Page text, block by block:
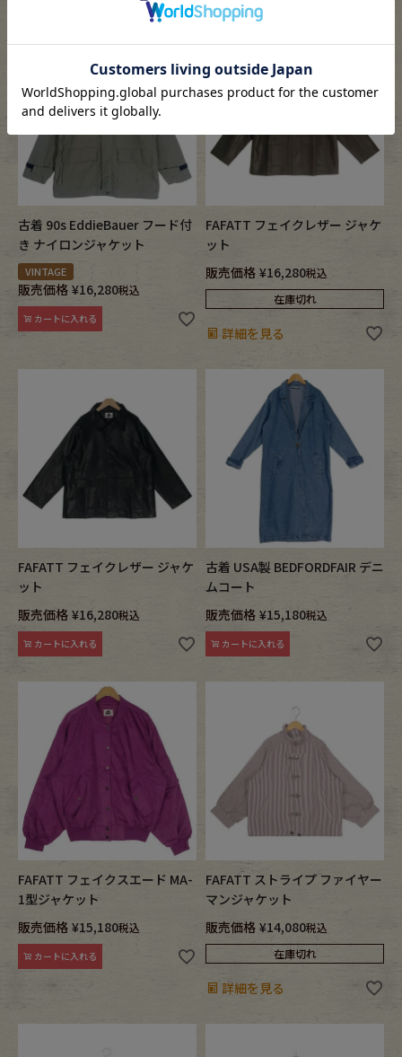
古着 90s EddieBauer フード付
き ナイロンジャケット
VINTAGE
販売価格 ¥16,280税込
カートに入れる
FAFATT フェイクレザー ジャケ
ット
販売価格 ¥16,280税込
在庫切れ
詳細を見る
FAFATT フェイクレザー ジャケ
ット
販売価格 ¥16,280税込
カートに入れる
古着 USA製 BEDFORDFAIR デニ
ムコート
販売価格 ¥15,180税込
カートに入れる
FAFATT フェイクスエード MA-
1型ジャケット
販売価格 ¥15,180税込
カートに入れる
FAFATT ストライプ ファイヤー
マンジャケット
販売価格 ¥14,080税込
在庫切れ
詳細を見る